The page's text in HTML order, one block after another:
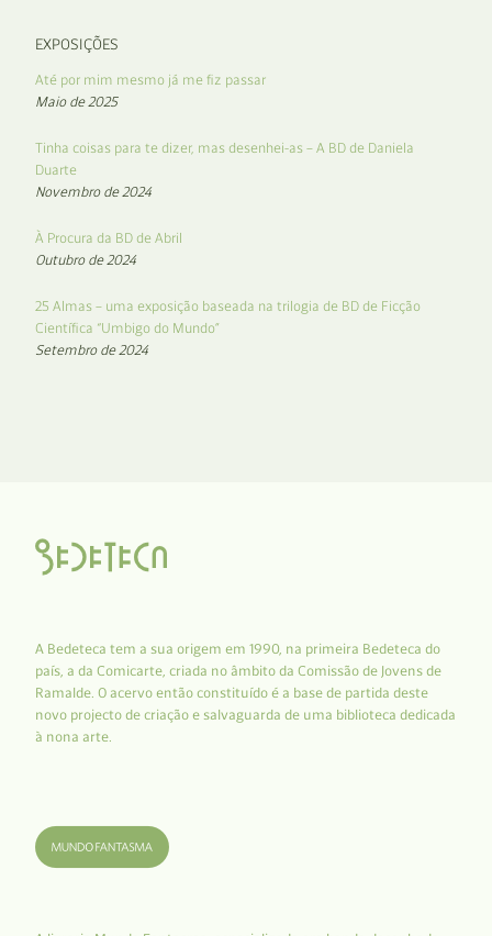
EXPOSIÇÕES
Até por mim mesmo já me fiz passar
Maio de 2025
Tinha coisas para te dizer, mas desenhei-as – A BD de Daniela
Duarte
Novembro de 2024
À Procura da BD de Abril
Outubro de 2024
25 Almas – uma exposição baseada na trilogia de BD de Ficção
Científica “Umbigo do Mundo”
Setembro de 2024
A Bedeteca tem a sua origem em 1990, na primeira Bedeteca do
país, a da Comicarte, criada no âmbito da Comissão de Jovens de
Ramalde. O acervo então constituído é a base de partida deste
novo projecto de criação e salvaguarda de uma biblioteca dedicada
à nona arte.